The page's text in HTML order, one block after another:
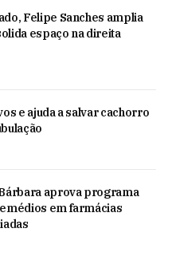
Felipe Sanches amplia
espaço na direita
e ajuda a salvar cachorro
aprova programa
em farmácias